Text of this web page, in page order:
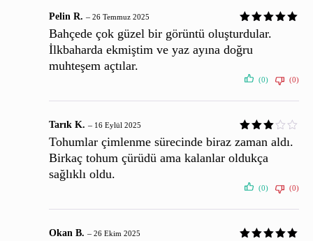
Pelin R. – 26 Temmuz 2025
Bahçede çok güzel bir görüntü oluşturdular.
İlkbaharda ekmiştim ve yaz ayına doğru
muhteşem açtılar.
(0) (0)
Tarık K. – 16 Eylül 2025
Tohumlar çimlenme sürecinde biraz zaman aldı.
Birkaç tohum çürüdü ama kalanlar oldukça
sağlıklı oldu.
(0) (0)
Okan B. – 26 Ekim 2025